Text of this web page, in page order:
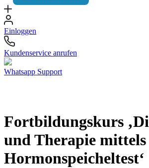
Einloggen
Kundenservice anrufen
Whatsapp Support
Fortbildungskurs
und Therapie mittels
Hormonspeicheltest‘